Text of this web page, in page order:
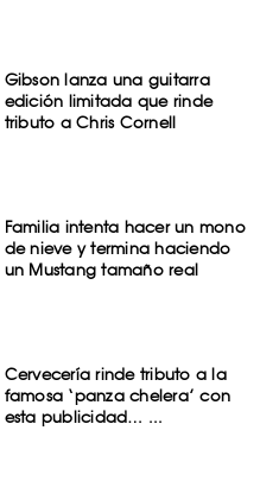
Gibson lanza una guitarra
edición limitada que rinde
tributo a Chris Cornell
Familia intenta hacer un mono
de nieve y termina haciendo
un Mustang tamaño real
Cervecería rinde tributo a la
famosa ‘panza chelera’ con
esta publicidad… ...